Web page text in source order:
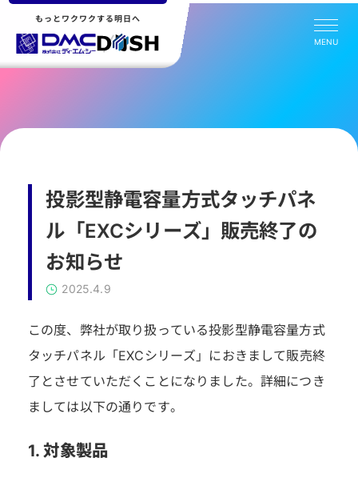
もっとワクワクする明日へ
MENU
投影型静電容量方式タッチパネ
ル「EXCシリーズ」販売終了の
お知らせ
2025.4.9
この度、弊社が取り扱っている投影型静電容量方式
タッチパネル「EXCシリーズ」におきまして販売終
了とさせていただくことになりました。詳細につき
ましては以下の通りです。
1. 対象製品